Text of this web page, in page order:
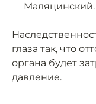
Маляцинский.
глаза так, что
органа будет
давление.